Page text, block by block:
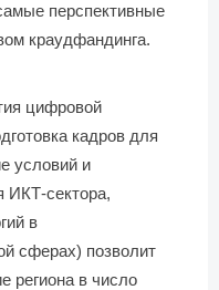
перспективные
краудфандинга.
цифровой
кадров для
условий и
ИКТ-сектора,
в
сферах) позволит
региона в число